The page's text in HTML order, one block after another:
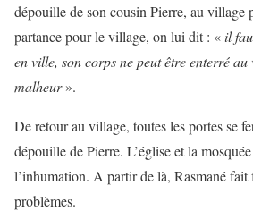
dépouille de son cousin Pierre, au village
partance pour le village, on lui dit : « il
en ville, son corps ne peut être enterré
malheur».
De retour au village, toutes les portes se
dépouille de Pierre. L’église et la
l’inhumation. A partir de là, Rasmané fait
problèmes.